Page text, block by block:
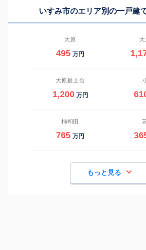
いすみ市のエリア別の一戸建
大原
495 万円
大原最上台
1,200 万円
柿和田
765 万円
もっと見る